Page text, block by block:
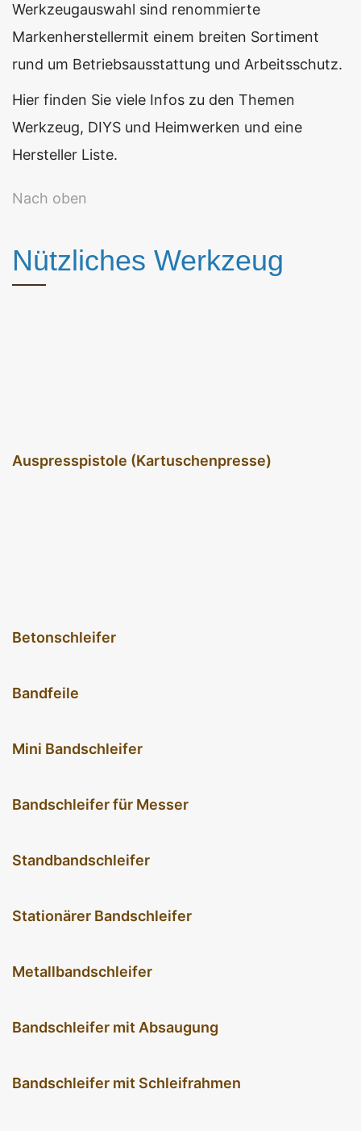
Werkzeugauswahl sind renommierte
Markenherstellermit einem breiten Sortiment
rund um Betriebsausstattung und Arbeitsschutz.
Hier finden Sie viele Infos zu den Themen
Werkzeug, DIYS und Heimwerken und eine
Hersteller Liste.
Nach oben
Nützliches Werkzeug
Auspresspistole (Kartuschenpresse)
Betonschleifer
Bandfeile
Mini Bandschleifer
Bandschleifer für Messer
Standbandschleifer
Stationärer Bandschleifer
Metallbandschleifer
Bandschleifer mit Absaugung
Bandschleifer mit Schleifrahmen